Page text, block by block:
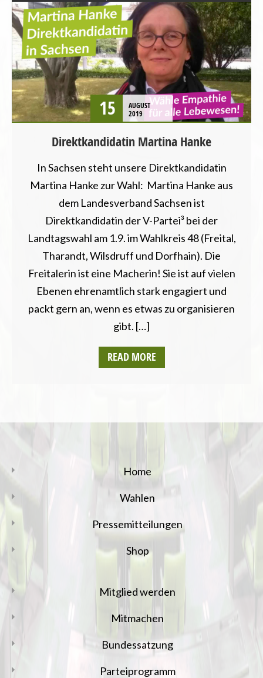
SACHSEN
TIERSCHUTZ / TIERRECHTE
15
AUGUST
2019
Direktkandidatin Martina Hanke
In Sachsen steht unsere Direktkandidatin
Martina Hanke zur Wahl: Martina Hanke aus
dem Landesverband Sachsen ist
Direktkandidatin der V-Partei³ bei der
Landtagswahl am 1.9. im Wahlkreis 48 (Freital,
Tharandt, Wilsdruff und Dorfhain). Die
Freitalerin ist eine Macherin! Sie ist auf vielen
Ebenen ehrenamtlich stark engagiert und
packt gern an, wenn es etwas zu organisieren
gibt. […]
READ MORE
Home
Wahlen
Pressemitteilungen
Shop
Mitglied werden
Mitmachen
Bundessatzung
Parteiprogramm